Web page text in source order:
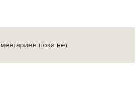
пока нет